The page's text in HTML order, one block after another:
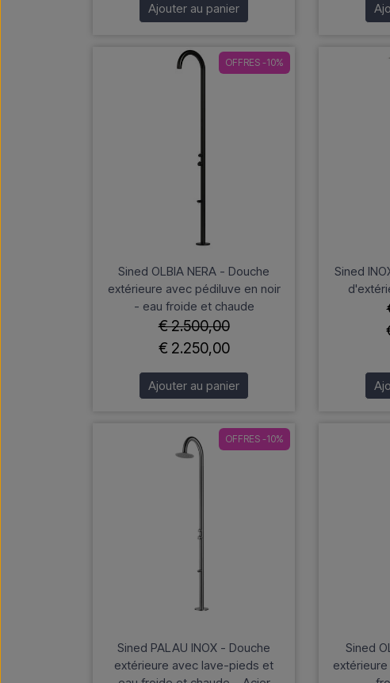
Ajouter au panier
OFFRES -10%
Sined OLBIA NERA - Douche
extérieure avec pédiluve en noir
- eau froide et chaude
€ 2.500,00
€ 2.250,00
Ajouter au panier
Sined
OFFRES -10%
Sined PALAU INOX - Douche
extérieure avec lave-pieds et
Sined